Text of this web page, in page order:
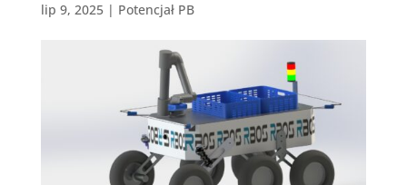
lip 9, 2025| Potencjał PB